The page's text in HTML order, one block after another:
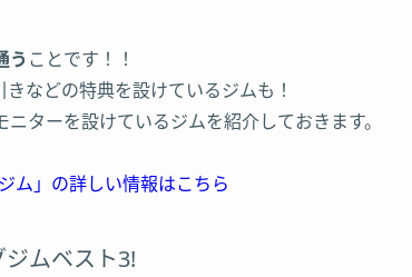
うことです！！
などの特典を設けているジムも！
ターを設けているジムを紹介しておきます。
ム」の詳しい情報はこちら
ムベスト3!